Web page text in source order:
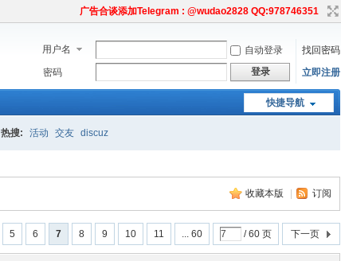
广告合谈添加Telegram : @wudao2828 QQ:978746351
用户名 自动登录
找回密码
密码
登录 立即注册
快捷导航
热搜: 活动 交友 discuz
收藏本版 订阅
5 6 7 8 9 10 11 ... 60 / 60 页 下一页